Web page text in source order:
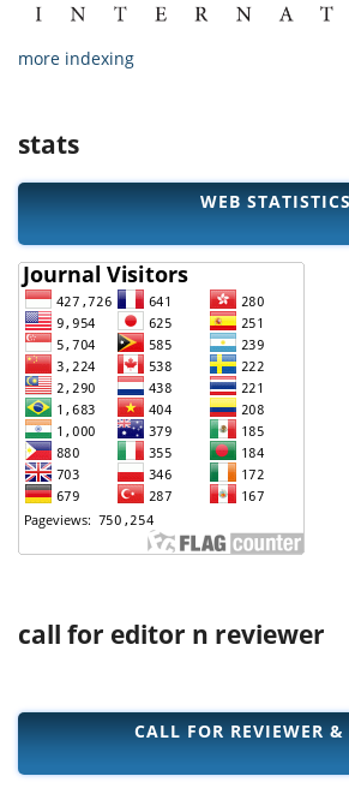
more indexing
stats
WEB
call for editor n reviewer
CALL FOR REVIEWER &